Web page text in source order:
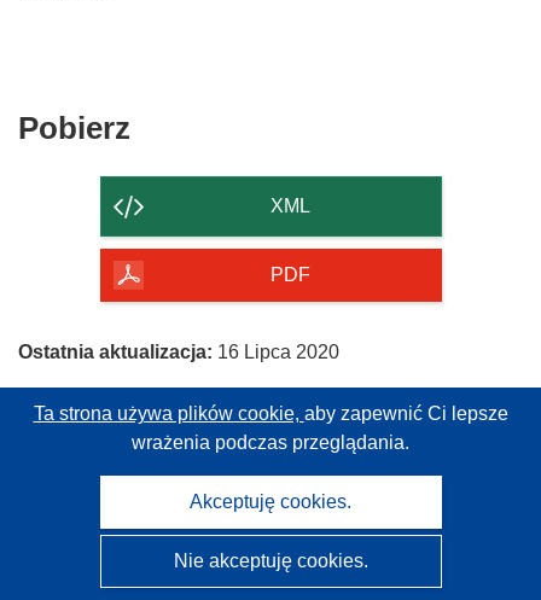
Pobierz
strony
XML
PDF
Ostatnia aktualizacja: 16 Lipca 2020
Broszura Moja broszura
CORDIS - Wyniki badań wspieranych przez UE
Ta strona używa plików cookie, aby zapewnić Ci lepsze
wrażenia podczas przeglądania.
Akceptuję cookies.
Nie akceptuję cookies.